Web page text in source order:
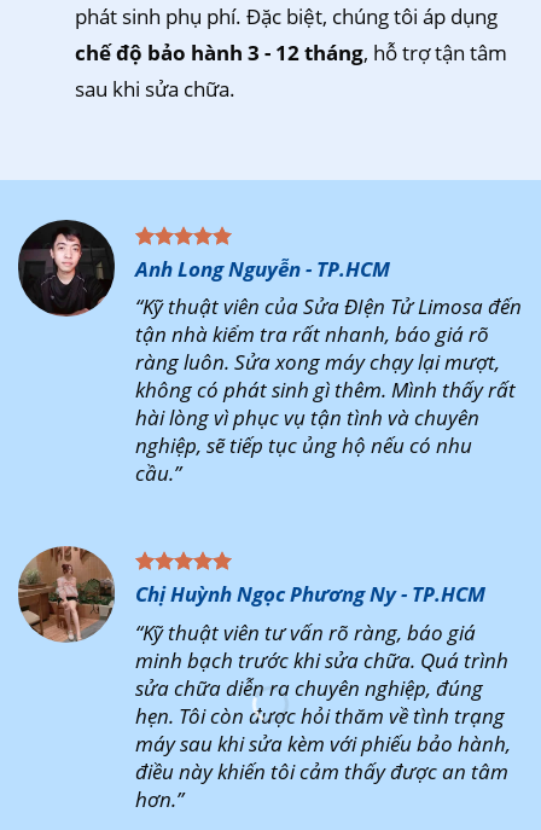
phát sinh phụ phí. Đặc biệt, chúng tôi áp dụng
chế độ bảo hành 3 - 12 tháng, hỗ trợ tận tâm
sau khi sửa chữa.
Anh Long Nguyễn - TP.HCM
“Kỹ thuật viên của Sửa ĐIện Tử Limosa đến
tận nhà kiểm tra rất nhanh, báo giá rõ
ràng luôn. Sửa xong máy chạy lại mượt,
không có phát sinh gì thêm. Mình thấy rất
hài lòng vì phục vụ tận tình và chuyên
nghiệp, sẽ tiếp tục ủng hộ nếu có nhu
cầu.”
Chị Huỳnh Ngọc Phương Ny - TP.HCM
“Kỹ thuật viên tư vấn rõ ràng, báo giá
minh bạch trước khi sửa chữa. Quá trình
sửa chữa diễn ra chuyên nghiệp, đúng
hẹn. Tôi còn được hỏi thăm về tình trạng
máy sau khi sửa kèm với phiếu bảo hành,
điều này khiến tôi cảm thấy được an tâm
hơn.”